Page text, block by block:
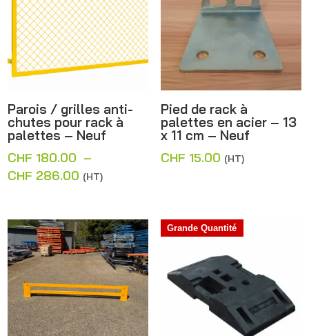
Parois / grilles anti-
chutes pour rack à
palettes – Neuf
CHF 180.00 –
CHF 286.00 Plage
CHF 180.00
à
CHF 286.00
(HT)
Pied de rack à
palettes en acier – 13
x 11 cm – Neuf
CHF 15.00 (HT)
Grande Quantité